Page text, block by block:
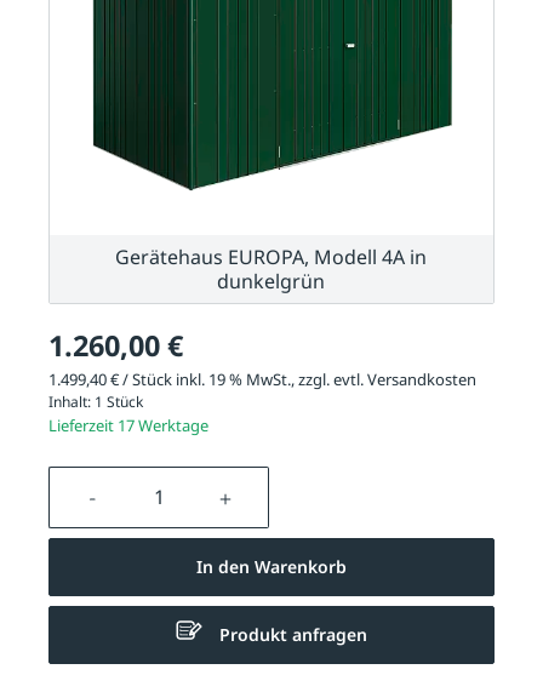
1.260,00 €
1.499,40 € / Stück inkl. 19 % MwSt., zzgl. evtl.Versandkosten
Inhalt: 1 Stück
Lieferzeit 17 Werktage
Produkt Anzahl: Gib den
In den Warenkorb
Produkt anfragen
Gerätehaus EUROPA, Modell 4A in
dunkelgrün